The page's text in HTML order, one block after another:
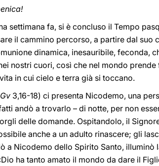
settimana fa, si è concluso il Tempo
il cammino percorso, a partire dal suo
dinamica, inesauribile, feconda,
nostri cuori, così che nel mondo
in cui cielo e terra già si toccano.
Gv 3,16-18) ci presenta Nicodemo, una
andò a trovarlo – di notte, per non
delle domande. Ospitandolo, il
anche a un adulto rinascere; gli
a Nicodemo dello Spirito Santo,
ha tanto amato il mondo da dare il